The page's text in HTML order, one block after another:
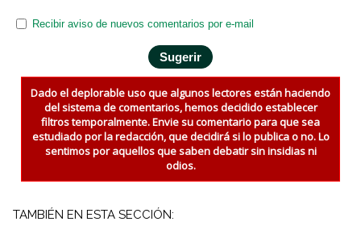
Recibir aviso de nuevos comentarios por e-mail
Dado el deplorable uso que algunos lectores están haciendo
del sistema de comentarios, hemos decidido establecer
filtros temporalmente. Envie su comentario para que sea
estudiado por la redacción, que decidirá si lo publica o no. Lo
sentimos por aquellos que saben debatir sin insidias ni
odios.
TAMBIÉN EN ESTA SECCIÓN: